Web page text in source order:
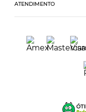
ATENDIMENTO